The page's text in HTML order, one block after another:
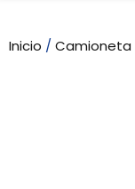
Inicio / Camioneta